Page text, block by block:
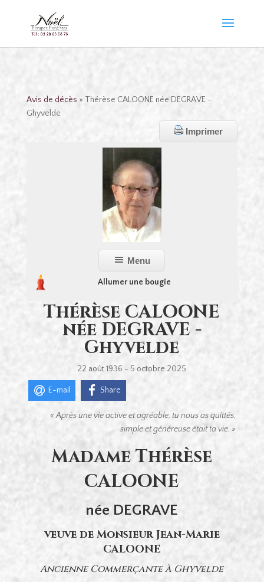
Avis de décès » Thérèse CALOONE née DEGRAVE -
Ghyvelde
Imprimer
Menu
Allumer une bougie
Thérèse CALOONE
née DEGRAVE -
Ghyvelde
22 août 1936 - 5 octobre 2025
E-mail Share
« Après une vie active et agréable, tu nous as quittés,
simple et généreuse était ta vie. »
Madame Thérèse
CALOONE
née DEGRAVE
veuve de Monsieur Jean-Marie
CALOONE
Ancienne Commerçante à Ghyvelde